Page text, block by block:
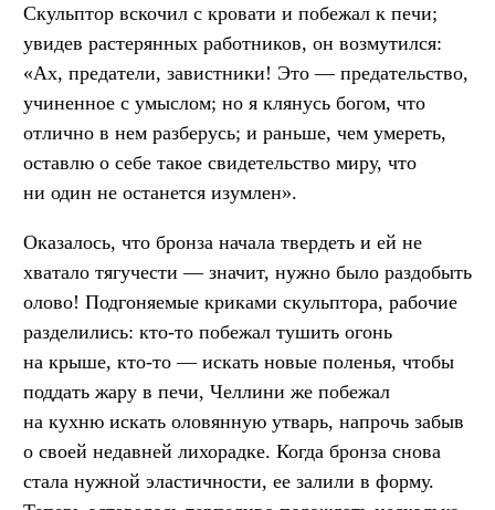
Скульптор вскочил с кровати и побежал к печи;
увидев растерянных работников, он возмутился:
«Ах, предатели, завистники! Это — предательство,
учиненное с умыслом; но я клянусь богом, что
отлично в нем разберусь; и раньше, чем умереть,
оставлю о себе такое свидетельство миру, что
ни один не останется изумлен».
Оказалось, что бронза начала твердеть и ей не
хватало тягучести — значит, нужно было раздобыть
олово! Подгоняемые криками скульптора, рабочие
разделились: кто-то побежал тушить огонь
на крыше, кто-то — искать новые поленья, чтобы
поддать жару в печи, Челлини же побежал
на кухню искать оловянную утварь, напрочь забыв
о своей недавней лихорадке. Когда бронза снова
стала нужной эластичности, ее залили в форму.